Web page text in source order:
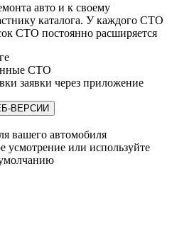
авто и к своему
каталога. У каждого СТО
СТО постоянно расширяется
СТО
заявки через приложение
ВЕРСИИ
вашего автомобиля
усмотрение или используйте